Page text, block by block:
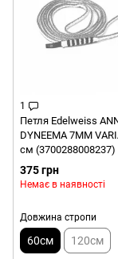
1
Петля Edelweiss
DYNEEMA 7MM
см (3700288008237)
375 грн
Немає в наявності
Довжина стропи
60см 120см